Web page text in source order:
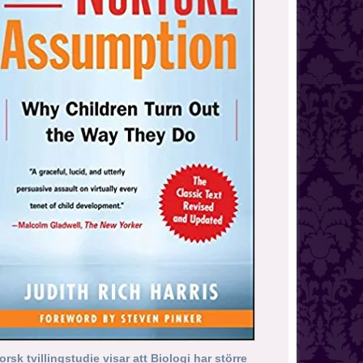
tvillingstudie visar att Biologi har större